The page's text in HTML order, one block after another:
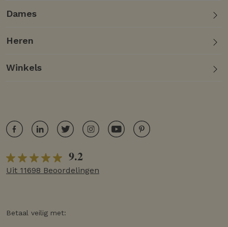
Dames
Heren
Winkels
9.2
Uit 11698 Beoordelingen
Betaal veilig met: